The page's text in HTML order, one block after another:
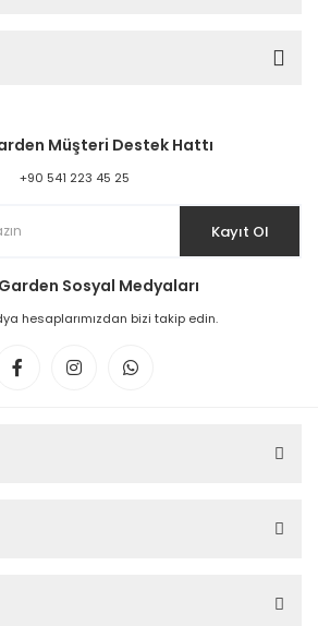
Müşteri Destek Hattı
+90 541 223 45 25
Kayıt Ol
Sosyal Medyaları
hesaplarımızdan bizi takip edin.